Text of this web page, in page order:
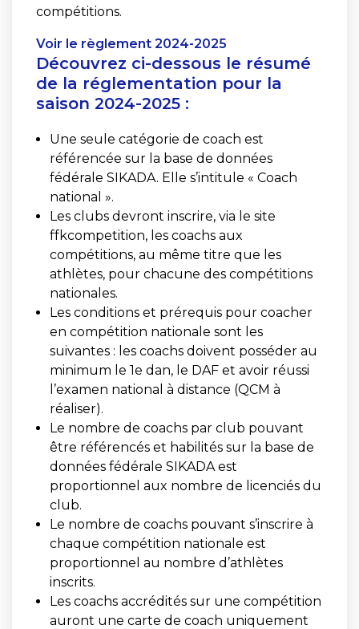
compétitions.
Voir le règlement 2024-2025
Découvrez ci-dessous le résumé
de la réglementation pour la
saison 2024-2025 :
Une seule catégorie de coach est
référencée sur la base de données
fédérale SIKADA. Elle s’intitule « Coach
national ».
Les clubs devront inscrire, via le site
ffkcompetition, les coachs aux
compétitions, au même titre que les
athlètes, pour chacune des compétitions
nationales.
Les conditions et prérequis pour coacher
en compétition nationale sont les
suivantes : les coachs doivent posséder au
minimum le 1e dan, le DAF et avoir réussi
l’examen national à distance (QCM à
réaliser).
Le nombre de coachs par club pouvant
être référencés et habilités sur la base de
données fédérale SIKADA est
proportionnel aux nombre de licenciés du
club.
Le nombre de coachs pouvant s’inscrire à
chaque compétition nationale est
proportionnel au nombre d’athlètes
inscrits.
Les coachs accrédités sur une compétition
auront une carte de coach uniquement